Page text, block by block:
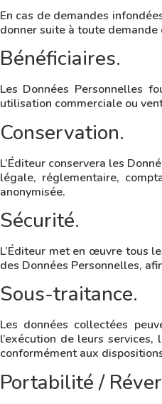
En cas de demandes
donner suite à toute
Bénéficiaires.
Les Données Personnelles
utilisation commerciale ou
Conservation.
L’Éditeur conservera les
légale, réglementaire,
anonymisée.
Sécurité.
L’Éditeur met en œuvre tous
des Données Personnelles,
Sous-traitance.
Les données collectées
l’exécution de leurs
conformément aux
Portabilité /